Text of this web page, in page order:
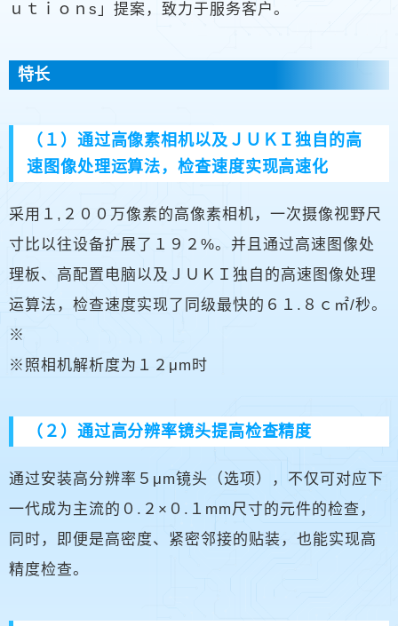
ｕｔｉｏｎs」提案，致力于服务客户。
特长
（１）通过高像素相机以及ＪＵＫＩ独自的高
速图像处理运算法，检查速度实现高速化
采用１,２００万像素的高像素相机，一次摄像视野尺
寸比以往设备扩展了１９２%。并且通过高速图像处
理板、高配置电脑以及ＪＵＫＩ独自的高速图像处理
运算法，检查速度实现了同级最快的６１.８ｃ㎡/秒。
※
※照相机解析度为１２μm时
（２）通过高分辨率镜头提高检查精度
通过安装高分辨率５μm镜头（选项），不仅可对应下
一代成为主流的０.２×０.１mm尺寸的元件的检查，
同时，即便是高密度、紧密邻接的贴装，也能实现高
精度检查。